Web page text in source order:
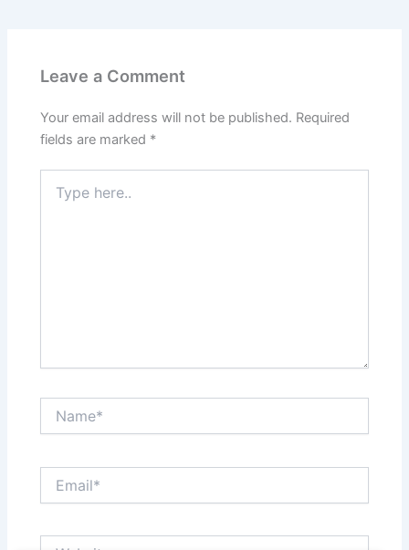
Leave a Comment
Your email address will not be published. Required
fields are marked *
here..